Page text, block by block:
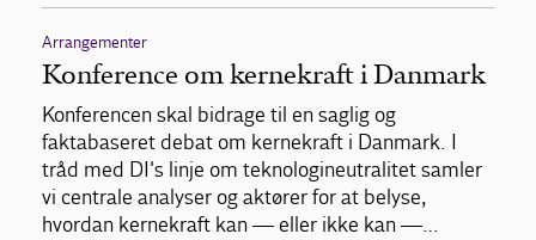
Arrangementer
Konference om kernekraft i Danmark
Konferencen skal bidrage til en saglig og
faktabaseret debat om kernekraft i Danmark. I
tråd med DI's linje om teknologineutralitet samler
vi centrale analyser og aktører for at belyse,
hvordan kernekraft kan — eller ikke kan —…